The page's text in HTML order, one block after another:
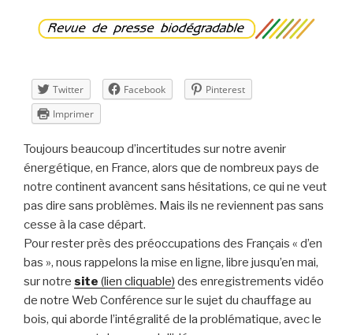
semaine
17 »
Twitter Facebook
Pinterest
Imprimer
Toujours beaucoup d’incertitudes sur notre avenir
énergétique, en France, alors que de nombreux pays de
notre continent avancent sans hésitations, ce qui ne veut
pas dire sans problèmes. Mais ils ne reviennent pas sans
cesse à la case départ.
Pour rester près des préoccupations des Français « d’en
bas », nous rappelons la mise en ligne, libre jusqu’en mai,
sur notre site (lien cliquable) des enregistrements vidéo
de notre Web Conférence sur le sujet du chauffage au
bois, qui aborde l’intégralité de la problématique, avec le